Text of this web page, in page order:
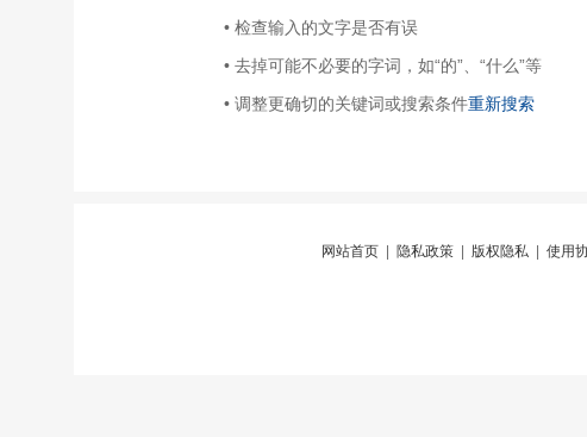
• 检查输入的文字是否有误
• 去掉可能不必要的字词，如“的”、“什么”等
• 调整更确切的关键词或搜索条件重新搜索
网站首页 隐私政策 版权隐私 使用